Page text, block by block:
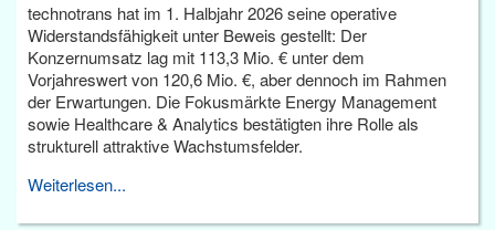
technotrans hat im 1. Halbjahr 2026 seine operative
Widerstandsfähigkeit unter Beweis gestellt: Der
Konzernumsatz lag mit 113,3 Mio. € unter dem
Vorjahreswert von 120,6 Mio. €, aber dennoch im Rahmen
der Erwartungen. Die Fokusmärkte Energy Management
sowie Healthcare & Analytics bestätigten ihre Rolle als
strukturell attraktive Wachstumsfelder.
Weiterlesen...